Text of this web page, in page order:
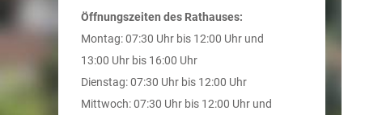
Öffnungszeiten des Rathauses:
Montag: 07:30 Uhr bis 12:00 Uhr und
13:00 Uhr bis 16:00 Uhr
Dienstag: 07:30 Uhr bis 12:00 Uhr
Mittwoch: 07:30 Uhr bis 12:00 Uhr und